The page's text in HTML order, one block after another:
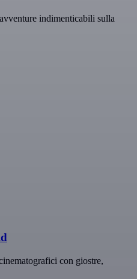
indimenticabili sulla
con giostre,